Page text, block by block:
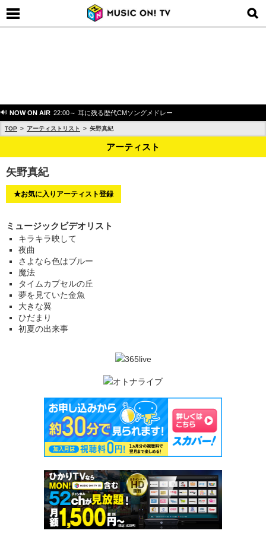
NOW ON AIR 22:00～ 耳に残る歴代CMソングメドレー
TOP アーティストリスト 矢野真紀
アーティスト
矢野真紀
★お気に入りアーティスト登録
ミュージックビデオリスト
キラキラ映して
夜曲
さよなら色はブルー
魔法
タイムカプセルの丘
夢を見ていた金魚
大きな翼
ひだまり
初夏の出来事